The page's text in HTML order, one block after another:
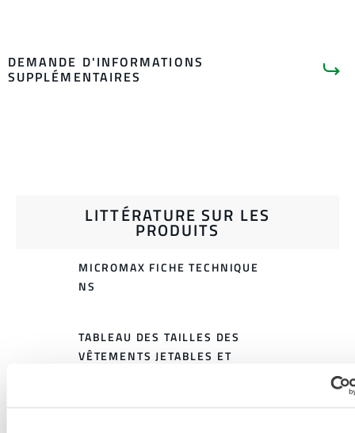
DEMANDE D'INFORMATIONS
SUPPLÉMENTAIRES
LITTÉRATURE SUR LES
PRODUITS
MICROMAX FICHE TECHNIQUE
NS
TABLEAU DES TAILLES DES
VÊTEMENTS JETABLES ET